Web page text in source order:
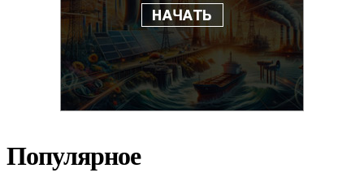
Популярное